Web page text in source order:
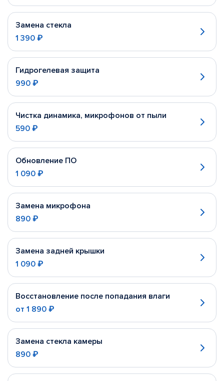
Замена стекла
1 390 ₽
Гидрогелевая защита
990 ₽
Чистка динамика, микрофонов от пыли
590 ₽
Обновление ПО
1 090 ₽
Замена микрофона
890 ₽
Замена задней крышки
1 090 ₽
Восстановление после попадания влаги
от 1 890 ₽
Замена стекла камеры
890 ₽